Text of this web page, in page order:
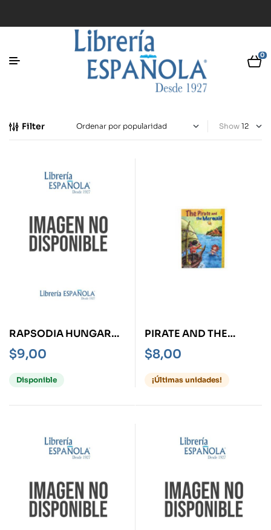
0
Filter Show
RAPSODIA HUNGARA
EN TRES ACTOS
$9,00
Disponible
PIRATE AND THE
MERMAID, THE
$8,00
¡Últimas unidades!